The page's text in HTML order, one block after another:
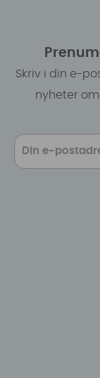
Skriv i din e-
nyheter